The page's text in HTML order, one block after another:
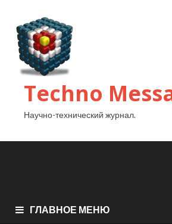
Techno
Научно-технический журнал.
ГЛАВНОЕ МЕНЮ